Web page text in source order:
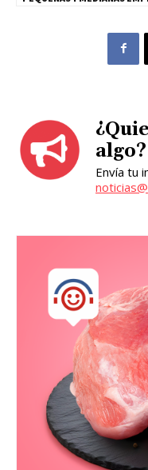
algo?
Envía tu